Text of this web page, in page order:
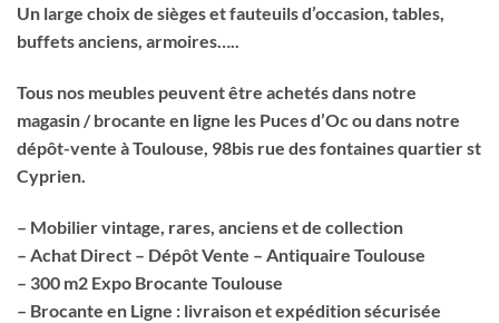
Un large choix de sièges et fauteuils d’occasion, tables,
buffets anciens, armoires…..
Tous nos meubles peuvent être achetés dans notre
magasin / brocante en ligne les Puces d’Oc ou dans notre
dépôt-vente à Toulouse, 98bis rue des fontaines quartier st
Cyprien.
– Mobilier vintage, rares, anciens et de collection
– Achat Direct – Dépôt Vente – Antiquaire Toulouse
– 300 m2 Expo Brocante Toulouse
– Brocante en Ligne : livraison et expédition sécurisée